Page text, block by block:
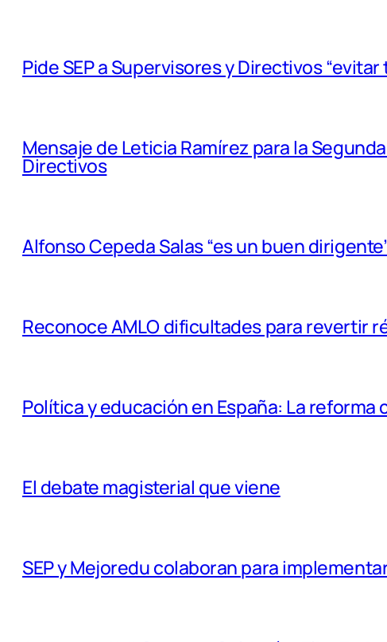
Pide SEP a Supervisores y Directivos
Mensaje de Leticia Ramírez para la
Directivos
Alfonso Cepeda Salas “es un buen
Reconoce AMLO dificultades para revertir
Política y educación en España: La
El debate magisterial que viene
SEP y Mejoredu colaboran para